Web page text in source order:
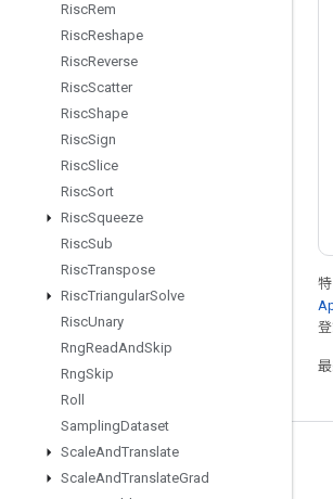
RiscRem
RiscReshape
RiscReverse
RiscScatter
RiscShape
RiscSign
RiscSlice
RiscSort
RiscSqueeze
RiscSub
RiscTranspose
RiscTriangularSolve
RiscUnary
RngReadAndSkip
RngSkip
Roll
SamplingDataset
ScaleAndTranslate
ScaleAndTranslateGrad
つながる